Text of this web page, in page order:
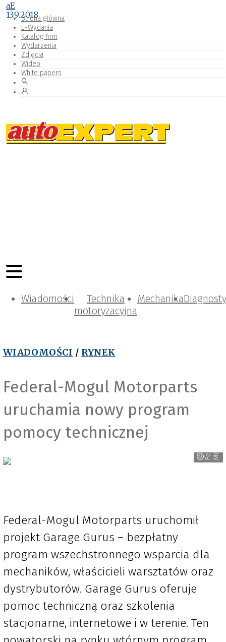
Strona główna
E-Wydania
Katalog firm
Wydarzenia
Zdjęcia
Wideo
White papers
Wiadomości
Technika
motoryzacyjna
Mechanika
WIADOMOŚCI / RYNEK
Federal-Mogul Motorparts
uruchamia nowy program
pomocy technicznej
F
e
d
er
a
l
-
M
o
g
ul
aE
13.9.2018
Federal-Mogul Motorparts uruchomił
projekt Garage Gurus – bezpłatny
program wszechstronnego wsparcia dla
mechaników, właścicieli warsztatów oraz
dystrybutorów. Garage Gurus oferuje
pomoc techniczną oraz szkolenia
stacjonarne, internetowe i w terenie. Ten